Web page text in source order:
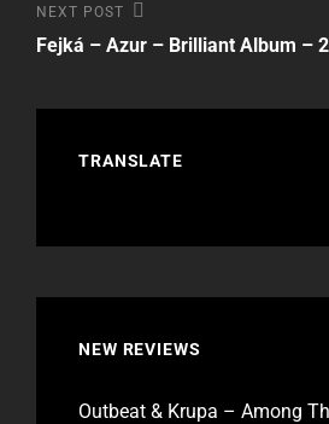
Next
Post
NEXT POST
Fejká – Azur – Brilliant Album –
TRANSLATE
NEW REVIEWS
Outbeat & Krupa – Among